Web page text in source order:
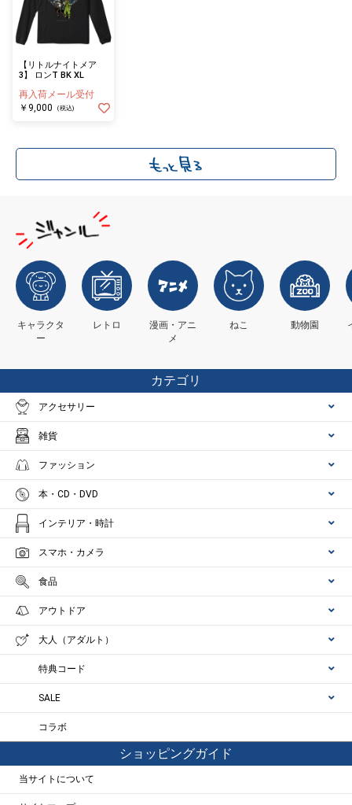
【リトルナイトメア
3】 ロンT BK XL
再入荷メール受付
￥9,000
(税込)
キャラクタ
ー
レトロ
漫画・アニ
メ
ねこ 動物園
カテゴリ
アクセサリー
雑貨
ファッション
本・CD・DVD
インテリア・時計
スマホ・カメラ
食品
アウトドア
大人（アダルト）
特典コード
SALE
コラボ
ショッピングガイド
当サイトについて